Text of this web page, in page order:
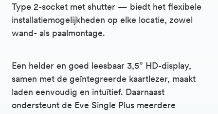
Type 2-socket met shutter — biedt het flexibele
installatiemogelijkheden op elke locatie, zowel
wand- als paalmontage.
Een helder en goed leesbaar 3,5” HD-display,
samen met de geïntegreerde kaartlezer, maakt
laden eenvoudig en intuïtief. Daarnaast
ondersteunt de Eve Single Plus meerdere